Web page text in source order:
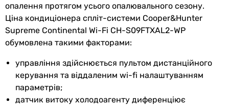
Електроживлення
Електроживлення 230В
Режими роботи та температури
Режим
роботи
вентиляція, осушення,
опалення протягом усього опалювального сезону.
Ціна кондиціонера спліт-системи Cooper&Hunter
Supreme Continental Wi-Fi CH-S09FTXAL2-WP
обумовлена такими факторами:
управління здійснюється пультом дистанційного
керування та віддаленим wi-fi налаштуванням
параметрів;
датчик витоку холодоагенту диференціює